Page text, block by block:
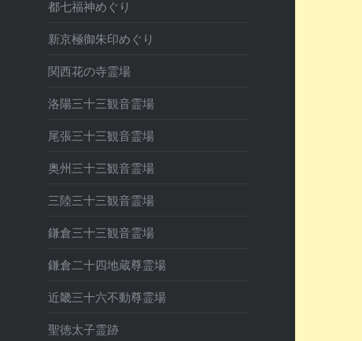
都七福神めぐり
新京極御朱印めぐり
関西花の寺霊場
洛陽三十三観音霊場
尾張三十三観音霊場
奥州三十三観音霊場
三陸三十三観音霊場
鎌倉三十三観音霊場
鎌倉二十四地蔵尊霊場
近畿三十六不動尊霊場
聖徳太子霊跡